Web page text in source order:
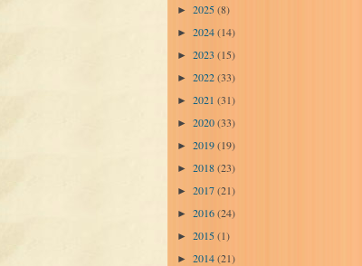
► 2025(8)
► 2024(14)
► 2023 (15)
► 2022(33)
► 2021 (31)
► 2020(33)
► 2019(19)
► 2018(23)
► 2017(21)
► 2016(24)
► 2015(1)
► 2014(21)